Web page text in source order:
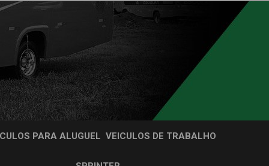
PARA ALUGUEL VEICULOS DE TRABALHO